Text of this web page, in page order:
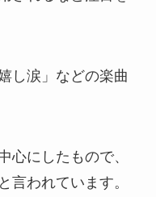
し涙」などの楽曲
心にしたもので、
言われています。